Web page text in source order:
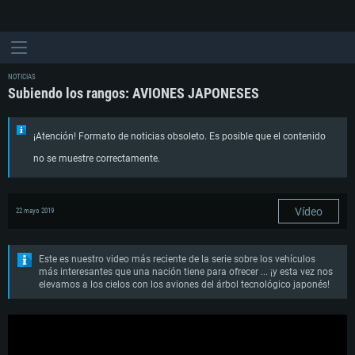
NOTICIAS
Subiendo los rangos: AVIONES JAPONESES
¡Atención! Formato de noticias obsoleto. Es posible que el contenido
no se muestre correctamente.
22 mayo 2019 Vídeo
Este es nuestro video más reciente de la serie sobre los vehículos
más interesantes que una nación tiene para ofrecer ... ¡y esta vez nos
elevamos a los cielos con los aviones del árbol tecnológico japonés!